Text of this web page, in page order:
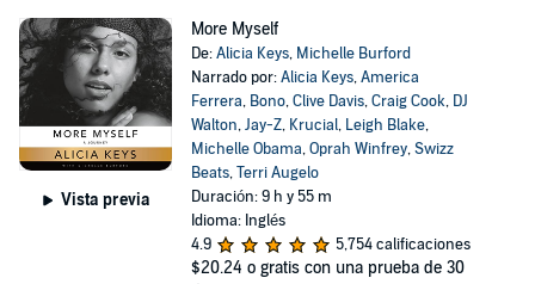
Vista previa
More Myself
De:Alicia Keys, Michelle Burford
Narrado por:Alicia Keys,America
Ferrera, Bono,Clive Davis,Craig Cook, DJ
Walton,Jay-Z, Krucial, Leigh Blake,
Michelle Obama,Oprah Winfrey,Swizz
Beats,Terri Augelo
Duración: 9 h y 55 m
Idioma: Inglés
4.9
5,754 calificaciones
$20.24 o gratis con una prueba de 30